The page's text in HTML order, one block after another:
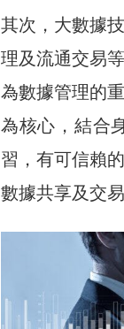
其次，大數據
理及流通交易
為數據管理的
為核心，結合
習，有可信賴
數據共享及交